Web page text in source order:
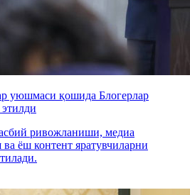
уюшмаси қошида Блогерлар
ривожланиши, медиа
ёш контент яратувчиларни